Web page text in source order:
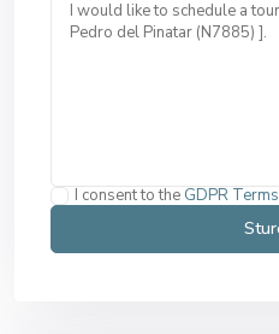
I consent to the GDPR Terms